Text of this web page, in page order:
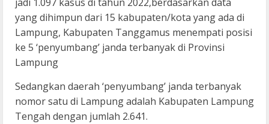
yang dihimpun dari 15 kabupaten/kota yang ada di
Lampung, Kabupaten Tanggamus menempati posisi
ke 5 ‘penyumbang’ janda terbanyak di Provinsi
Lampung
Sedangkan daerah ‘penyumbang’ janda terbanyak
nomor satu di Lampung adalah Kabupaten Lampung
Tengah dengan jumlah 2.641.